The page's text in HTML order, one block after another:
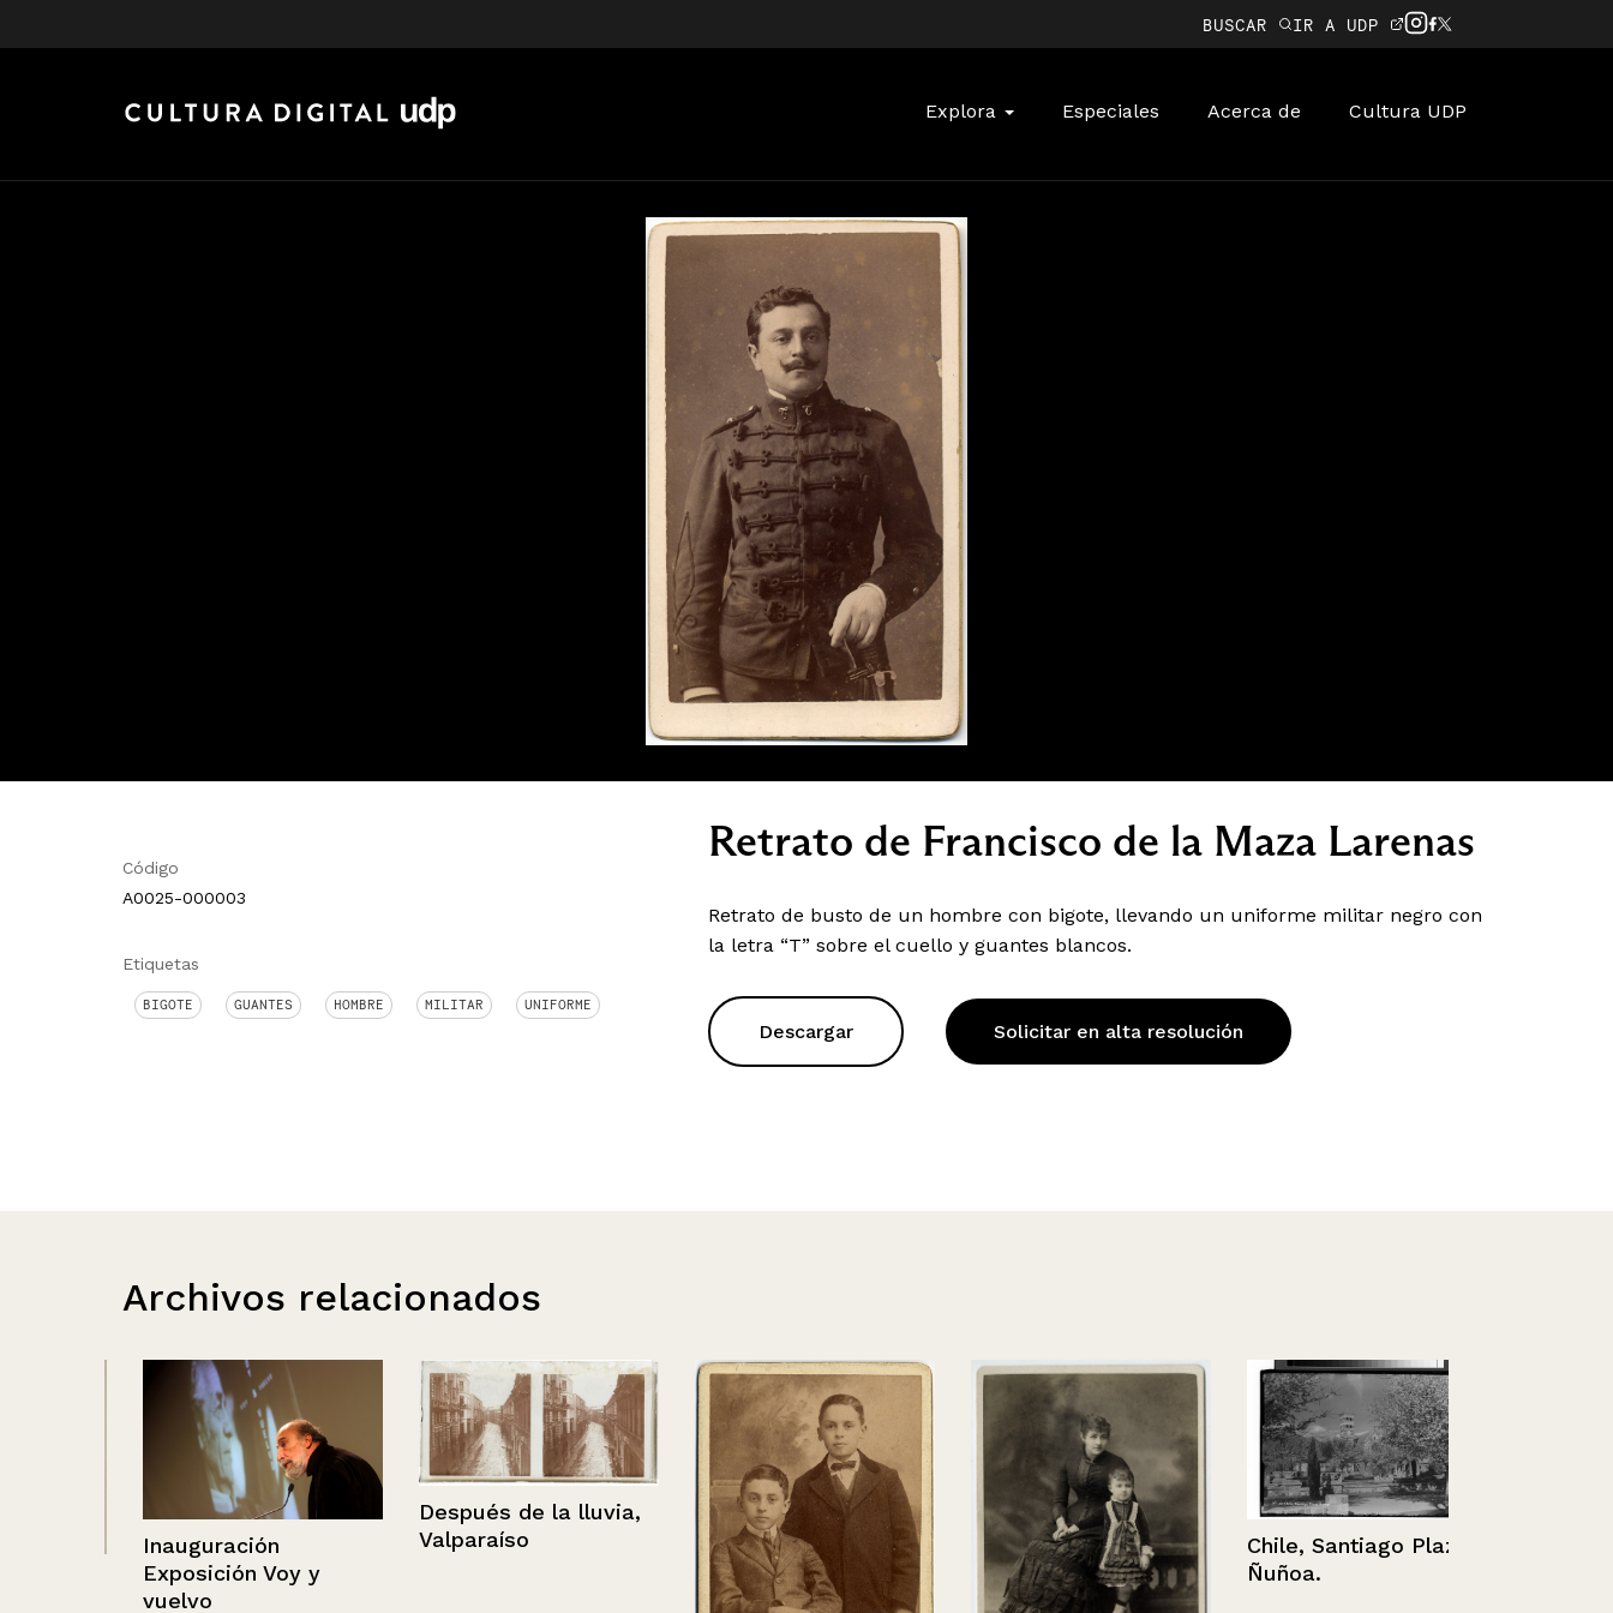
BUSCAR IR A UDP
Explora Especiales Acerca de Cultura UDP
Código
A0025-000003
Etiquetas
BIGOTE GUANTES HOMBRE MILITAR UNIFORME
Retrato de Francisco de la Maza Larenas
Retrato de busto de un hombre con bigote, llevando un uniforme militar negro con
la letra “T” sobre el cuello y guantes blancos.
Descargar Solicitar en alta resolución
Archivos relacionados
Inauguración
Exposición Voy y
vuelvo
Después de la lluvia,
Valparaíso
Chile, Santiago Plaza
Ñuñoa.